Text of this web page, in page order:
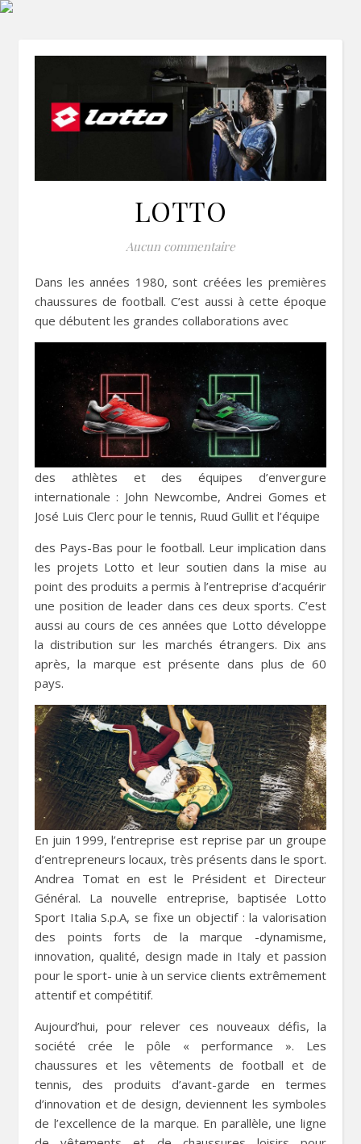
LOTTO
Aucun commentaire
Dans les années 1980, sont créées les premières
chaussures de football. C’est aussi à cette époque
que débutent les grandes collaborations avec
des athlètes et des équipes d’envergure
internationale : John Newcombe, Andrei Gomes et
José Luis Clerc pour le tennis, Ruud Gullit et l’équipe
des Pays-Bas pour le football. Leur implication dans
les projets Lotto et leur soutien dans la mise au
point des produits a permis à l’entreprise d’acquérir
une position de leader dans ces deux sports. C’est
aussi au cours de ces années que Lotto développe
la distribution sur les marchés étrangers. Dix ans
après, la marque est présente dans plus de 60
pays.
En juin 1999, l’entreprise est reprise par un groupe
d’entrepreneurs locaux, très présents dans le sport.
Andrea Tomat en est le Président et Directeur
Général. La nouvelle entreprise, baptisée Lotto
Sport Italia S.p.A, se fixe un objectif : la valorisation
des points forts de la marque -dynamisme,
innovation, qualité, design made in Italy et passion
pour le sport- unie à un service clients extrêmement
attentif et compétitif.
Aujourd’hui, pour relever ces nouveaux défis, la
société crée le pôle « performance ». Les
chaussures et les vêtements de football et de
tennis, des produits d’avant-garde en termes
d’innovation et de design, deviennent les symboles
de l’excellence de la marque. En parallèle, une ligne